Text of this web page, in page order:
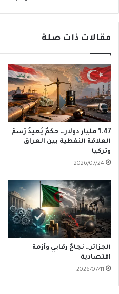
مقالات ذات صلة
1.47 مليار دولار… حكمٌ يُعيدُ رَسمَ
العلاقة النفطية بين العراق
وتركيا
2026/07/24
الجزائر… نجاحٌ رقابي وأزمة
اقتصادية
2026/07/11